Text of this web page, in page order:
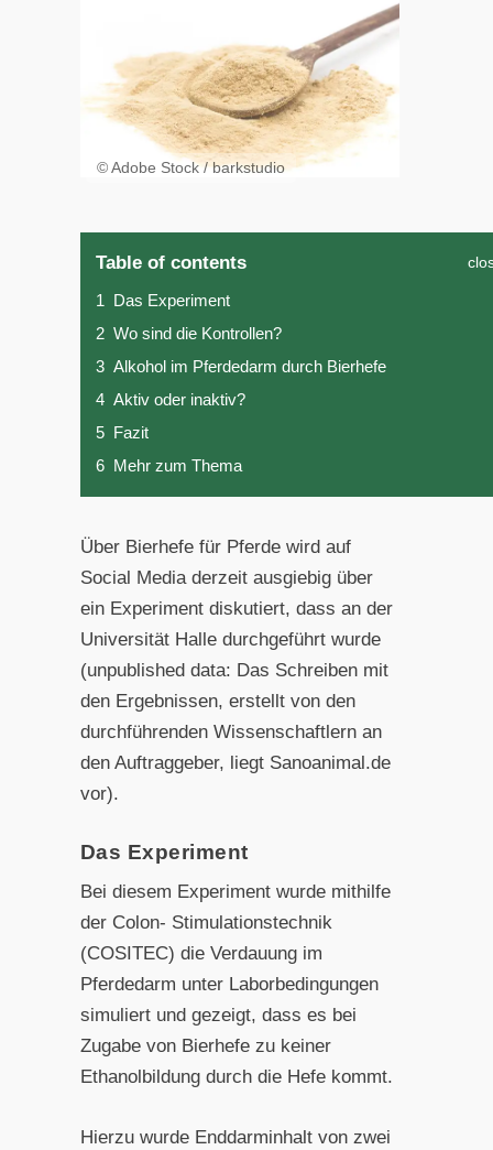
© Adobe Stock / barkstudio
Table of contents
1 Das Experiment
2 Wo sind die Kontrollen?
3 Alkohol im Pferdedarm durch Bierhefe
4 Aktiv oder inaktiv?
5 Fazit
6 Mehr zum Thema
Über Bierhefe für Pferde wird auf
Social Media derzeit ausgiebig über
ein Experiment diskutiert, dass an der
Universität Halle durchgeführt wurde
(unpublished data: Das Schreiben mit
den Ergebnissen, erstellt von den
durchführenden Wissenschaftlern an
den Auftraggeber, liegt Sanoanimal.de
vor).
Das Experiment
Bei diesem Experiment wurde mithilfe
der Colon- Stimulationstechnik
(COSITEC) die Verdauung im
Pferdedarm unter Laborbedingungen
simuliert und gezeigt, dass es bei
Zugabe von Bierhefe zu keiner
Ethanolbildung durch die Hefe kommt.
Hierzu wurde Enddarminhalt von zwei